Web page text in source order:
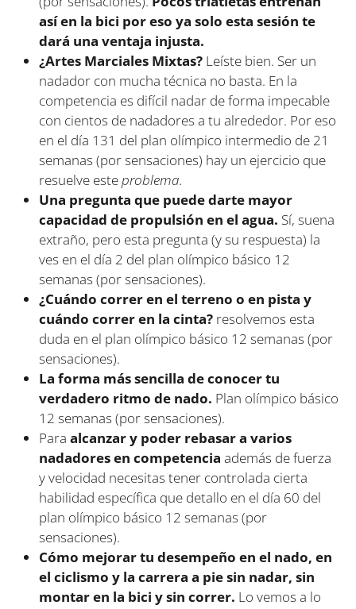
así en la bici por eso ya solo esta sesión te
dará una ventaja injusta.
¿Artes Marciales Mixtas? Leíste bien. Ser un
nadador con mucha técnica no basta. En la
competencia es difícil nadar de forma impecable
con cientos de nadadores a tu alrededor. Por eso
en el día 131 del plan olímpico intermedio de 21
semanas (por sensaciones) hay un ejercicio que
resuelve esteproblema.
Una pregunta que puede darte mayor
capacidad de propulsión en el agua. Sí, suena
extraño, pero esta pregunta (y su respuesta) la
ves en el día 2 del plan olímpico básico 12
semanas (por sensaciones).
¿Cuándo correr en el terreno o en pista y
cuándo correr en la cinta? resolvemos esta
duda en el plan olímpico básico 12 semanas (por
sensaciones).
La forma más sencilla de conocer tu
verdadero ritmo de nado. Plan olímpico básico
12 semanas (por sensaciones).
Paraalcanzar y poder rebasar a varios
nadadores en competencia además de fuerza
y velocidad necesitas tener controlada cierta
habilidad específica que detallo en el día 60 del
plan olímpico básico 12 semanas (por
sensaciones).
Cómo mejorar tu desempeño en el nado, en
el ciclismo y la carrera a pie sin nadar, sin
montar en la bici y sin correr. Lo vemos a lo